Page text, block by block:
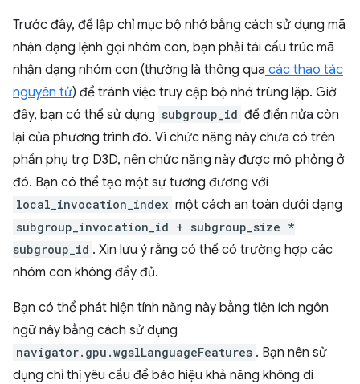
Trước đây, để lập chỉ mục bộ nhớ bằng cách sử dụng mã
nhận dạng lệnh gọi nhóm con, bạn phải tái cấu trúc mã
nhận dạng nhóm con (thường là thông qua các thao tác
nguyên tử) để tránh việc truy cập bộ nhớ trùng lặp. Giờ
đây, bạn có thể sử dụng subgroup_id để điền nửa còn
lại của phương trình đó. Vì chức năng này chưa có trên
phần phụ trợ D3D, nên chức năng này được mô phỏng ở
đó. Bạn có thể tạo một sự tương đương với
local_invocation_index một cách an toàn dưới dạng
subgroup_invocation_id + subgroup_size *
subgroup_id . Xin lưu ý rằng có thể có trường hợp các
nhóm con không đầy đủ.
Bạn có thể phát hiện tính năng này bằng tiện ích ngôn
ngữ này bằng cách sử dụng
navigator.gpu.wgslLanguageFeatures . Bạn nên sử
dụng chỉ thị yêu cầu để báo hiệu khả năng không di